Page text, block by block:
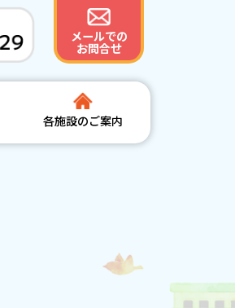
メールでの
お問合せ
各施設のご案内